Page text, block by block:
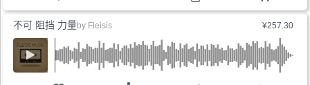
购物车
¥257.30
不可 阻挡 力量by Fleisis